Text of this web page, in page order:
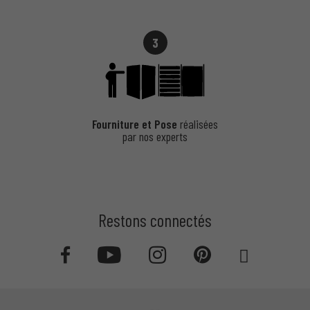
Les potelets amovibles permettent une gestion flexible des accès
en fonction des besoins.
Parfait pour les zones nécessitant un contrôle d’accès variable.
3
Fourniture et Pose réalisées
par nos experts
Restons connectés